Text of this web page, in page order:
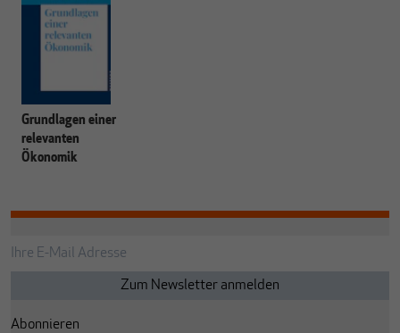
Grundlagen einer
relevanten
Ökonomik
Abonnieren